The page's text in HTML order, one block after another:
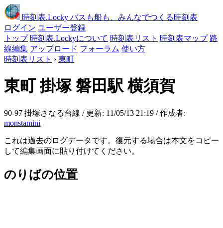
時刻表.Locky バスも船も、みんなでつくる時刻表
ログイン ユーザー登録
トップ 時刻表.Lockyについて 時刻表リスト 時刻表マップ 路
線編集 アップロード フォーラム 使い方
時刻表リスト › 東町
東町掛塚 磐田駅 横須賀
90-97 掛塚さなる台線 / 更新: 11/05/13 21:19 / 作成者:
monstamini
これは過去のログデータです。復元する場合は本文をコピー
して編集画面に貼り付けてください。
のりばの位置